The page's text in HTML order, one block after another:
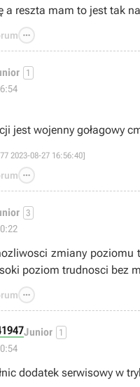
a reszta mam to jest tak

1
jest wojenny gołagowy
2023-08-27 16:56:40]

3
zmiany
poziom trudnosci bez

Junior 1
dodatek serwisowy w